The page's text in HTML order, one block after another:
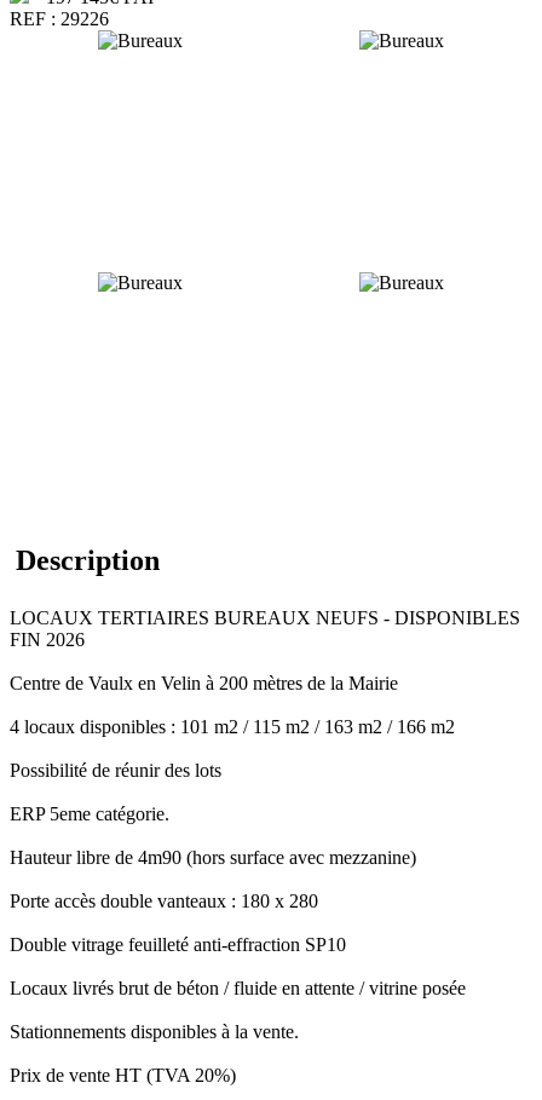
REF : 29226
Description
LOCAUX TERTIAIRES BUREAUX NEUFS - DISPONIBLES
FIN 2026
Centre de Vaulx en Velin à 200 mètres de la Mairie
4 locaux disponibles : 101 m2 / 115 m2 / 163 m2 / 166 m2
Possibilité de réunir des lots
ERP 5eme catégorie.
Hauteur libre de 4m90 (hors surface avec mezzanine)
Porte accès double vanteaux : 180 x 280
Double vitrage feuilleté anti-effraction SP10
Locaux livrés brut de béton / fluide en attente / vitrine posée
Stationnements disponibles à la vente.
Prix de vente HT (TVA 20%)